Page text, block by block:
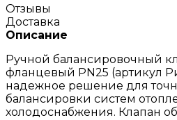
Отзывы
Доставка
Описание
Ручной балансировочный
фланцевый PN25 (артикул
надежное решение для
балансировки систем
холодоснабжения. Клапан